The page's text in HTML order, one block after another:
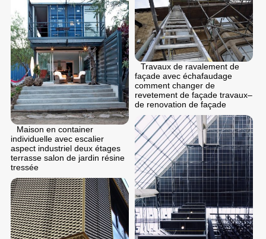
Travaux de ravalement de
façade avec échafaudage
comment changer de
revetement de façade travaux–
de renovation de façade
Maison en container
individuelle avec escalier
aspect industriel deux étages
terrasse salon de jardin résine
tressée